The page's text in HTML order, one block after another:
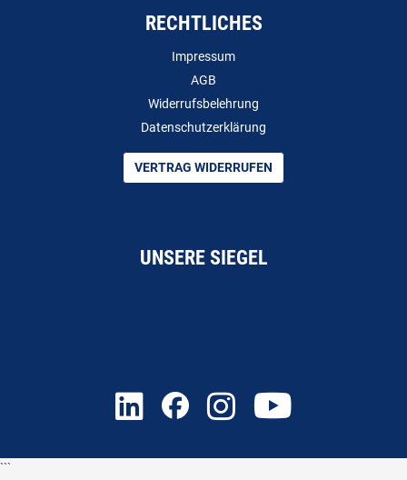
RECHTLICHES
Impressum
AGB
Widerrufsbelehrung
Datenschutzerklärung
VERTRAG WIDERRUFEN
UNSERE SIEGEL
```